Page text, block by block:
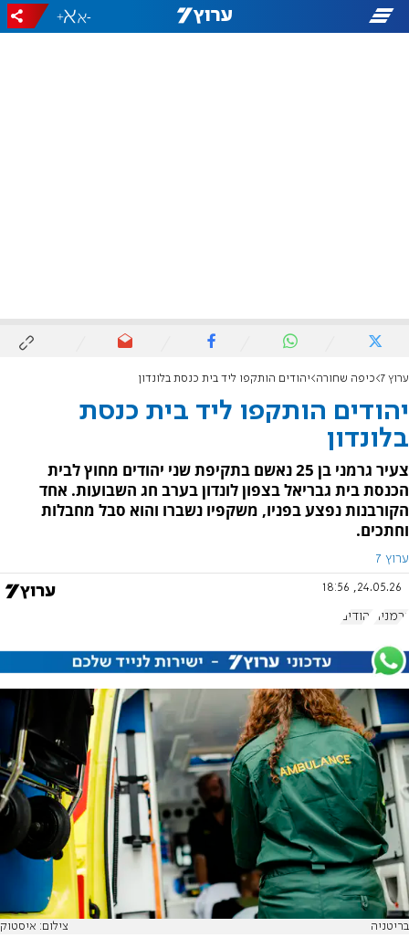
-
+
ערוץ 7 כיפה שחורה יהודים הותקפו ליד בית כנסת בלונדון
יהודים הותקפו ליד בית כנסת
בלונדון
צעיר גרמני בן 25 נאשם בתקיפת שני יהודים מחוץ לבית
הכנסת בית גבריאל בצפון לונדון בערב חג השבועות. אחד
הקורבנות נפצע בפניו, משקפיו נשברו והוא סבל מחבלות
וחתכים.
ערוץ 7
24.05.26, 18:56
גרמניה יהודים
בריטניה צילום: איסטוק